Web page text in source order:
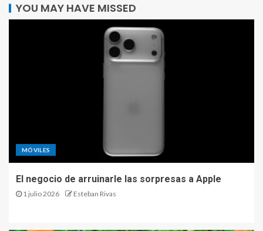
YOU MAY HAVE MISSED
MÓVILES
El negocio de arruinarle las sorpresas a Apple
1 julio 2026 Esteban Rivas